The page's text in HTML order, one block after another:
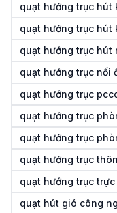
quạt hướng trục hút
quạt hướng trục hút
quạt hướng trục hút
quạt hướng trục nối
quạt hướng trục
quạt hướng trục
quạt hướng trục
quạt hướng trục
quạt hướng trục trực
quạt hút gió công